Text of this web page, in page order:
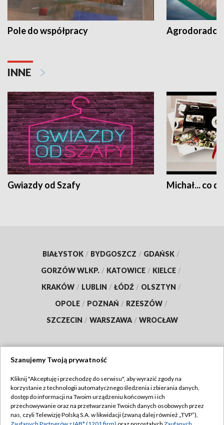
Pole do współpracy Agrodoradcy
INNE
Gwiazdy od Szafy Michał... co
BIAŁYSTOK / BYDGOSZCZ / GDAŃSK /
GORZÓW WLKP. / KATOWICE / KIELCE /
KRAKÓW / LUBLIN / ŁÓDŹ / OLSZTYN /
OPOLE / POZNAŃ / RZESZÓW /
SZCZECIN / WARSZAWA / WROCŁAW
TVP
Abonament TVP
Emisja w TVP
Regulamin TVP
Szanujemy Twoją prywatność
Kliknij "Akceptuję i przechodzę do serwisu", aby wyrazić zgody na
korzystanie z technologii automatycznego śledzenia i zbierania danych,
dostęp do informacji na Twoim urządzeniu końcowym i ich
przechowywanie oraz na przetwarzanie Twoich danych osobowych przez
nas, czyli Telewizję Polską S.A. w likwidacji (zwaną dalej również „TVP”),